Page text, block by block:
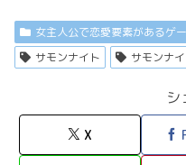
女主人公で恋愛要素があるゲ
サモンナイト
サモンナ
シ
X